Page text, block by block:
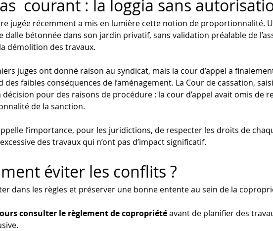
courant : la loggia sans
jugée récemment a mis en lumière cette notion de proportionnalité.
dalle bétonnée dans son jardin privatif, sans validation préalable de
démolition des travaux.
juges ont donné raison au syndicat, mais la cour d’appel a
des faibles conséquences de l’aménagement. La Cour de cassation,
décision pour des raisons de procédure : la cour d’appel avait omis de
de la sanction.
l’importance, pour les juridictions, de respecter les droits de
des travaux qui n’ont pas d’impact significatif.
éviter les conflits ?
dans les règles et préserver une bonne entente au sein de la
consulter le règlement de copropriété avant de planifier des